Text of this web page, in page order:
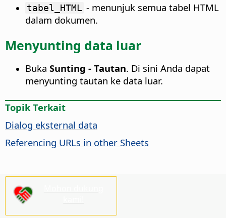
tabel_HTML - menunjuk semua tabel HTML
dalam dokumen.
Menyunting data luar
Buka Sunting - Tautan. Di sini Anda dapat
menyunting tautan ke data luar.
Topik Terkait
Dialog eksternal data
Referencing URLs in other Sheets